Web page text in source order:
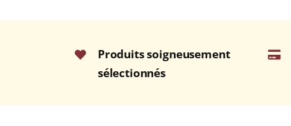
Produits soigneusement
sélectionnés